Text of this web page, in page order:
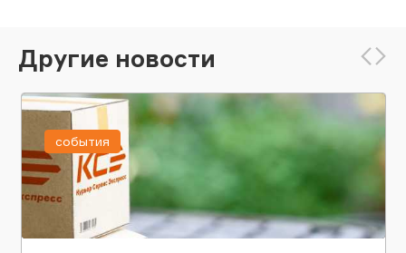
Другие новости
события